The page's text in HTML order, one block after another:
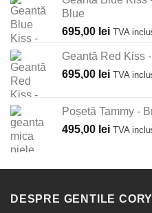
Blue
695,00 lei TVA
Geantă Red Kiss
695,00 lei TVA
Poșetă Tammy -
495,00 lei TVA
DESPRE GENTILE